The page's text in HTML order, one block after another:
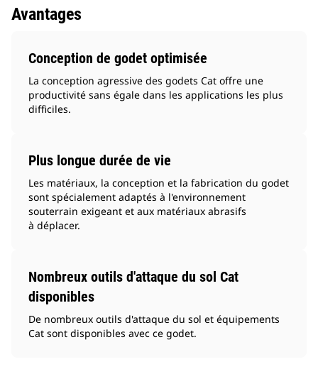
Avantages
Conception de godet optimisée
La conception agressive des godets Cat offre une
productivité sans égale dans les applications les plus
difficiles.
Plus longue durée de vie
Les matériaux, la conception et la fabrication du godet
sont spécialement adaptés à l'environnement
souterrain exigeant et aux matériaux abrasifs
à déplacer.
Nombreux outils d'attaque du sol Cat
disponibles
De nombreux outils d'attaque du sol et équipements
Cat sont disponibles avec ce godet.